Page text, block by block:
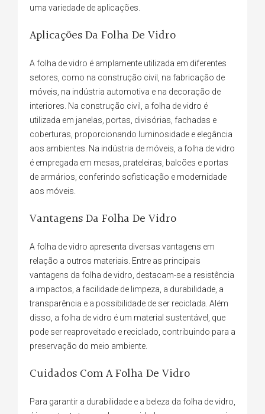
uma variedade de aplicações.
Aplicações Da Folha De Vidro
A folha de vidro é amplamente utilizada em diferentes
setores, como na construção civil, na fabricação de
móveis, na indústria automotiva e na decoração de
interiores. Na construção civil, a folha de vidro é
utilizada em janelas, portas, divisórias, fachadas e
coberturas, proporcionando luminosidade e elegância
aos ambientes. Na indústria de móveis, a folha de vidro
é empregada em mesas, prateleiras, balcões e portas
de armários, conferindo sofisticação e modernidade
aos móveis.
Vantagens Da Folha De Vidro
A folha de vidro apresenta diversas vantagens em
relação a outros materiais. Entre as principais
vantagens da folha de vidro, destacam-se a resistência
a impactos, a facilidade de limpeza, a durabilidade, a
transparência e a possibilidade de ser reciclada. Além
disso, a folha de vidro é um material sustentável, que
pode ser reaproveitado e reciclado, contribuindo para a
preservação do meio ambiente.
Cuidados Com A Folha De Vidro
Para garantir a durabilidade e a beleza da folha de vidro,